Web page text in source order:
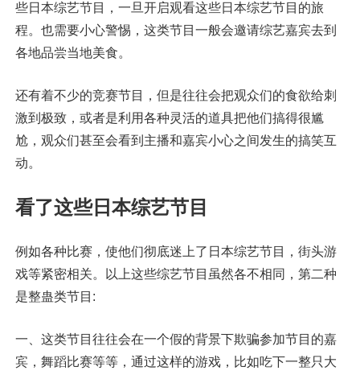
些日本综艺节目，一旦开启观看这些日本综艺节目的旅
程。也需要小心警惕，这类节目一般会邀请综艺嘉宾去到
各地品尝当地美食。
还有着不少的竞赛节目，但是往往会把观众们的食欲给刺
激到极致，或者是利用各种灵活的道具把他们搞得很尴
尬，观众们甚至会看到主播和嘉宾小心之间发生的搞笑互
动。
看了这些日本综艺节目
例如各种比赛，使他们彻底迷上了日本综艺节目，街头游
戏等紧密相关。以上这些综艺节目虽然各不相同，第二种
是整蛊类节目:
一、这类节目往往会在一个假的背景下欺骗参加节目的嘉
宾，舞蹈比赛等等，通过这样的游戏，比如吃下一整只大